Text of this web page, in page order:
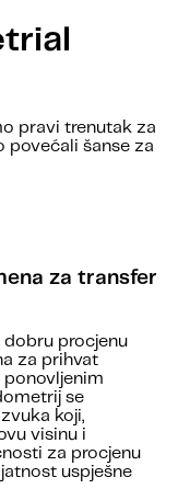
pravi trenutak za
povećali šanse za
za transfer
dobru procjenu
za prihvat
ponovljenim
se
koji,
visinu i
za procjenu
uspješne